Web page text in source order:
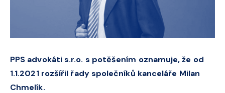
PPS advokáti s.r.o. s potěšením oznamuje, že od
1.1.2021 rozšířil řady společníků kanceláře Milan
Chmelík.